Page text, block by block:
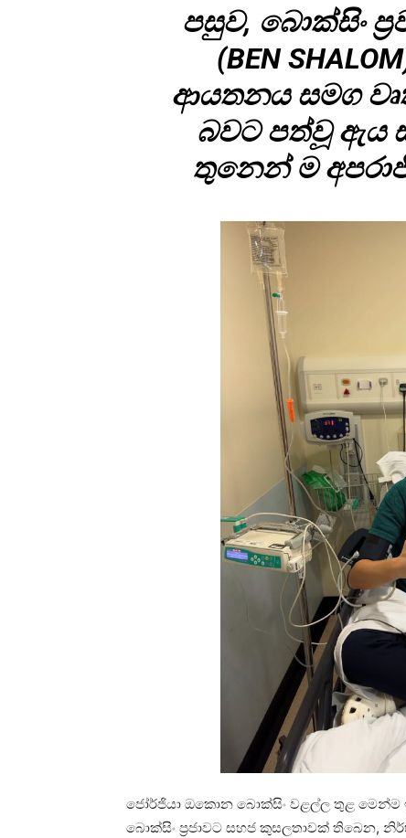
පසුව, බොක්සිං
(BEN
ආයතනය සමග
බවට පත්වූ ඇය
තුනෙන් ම
ජෝර්ජියා ඔකොන බොක්සිං වළල්ල තුළ මෙන්ම
බොක්සිං ප්‍රජාවට සහජ කුසලතාවක් තිබෙන,